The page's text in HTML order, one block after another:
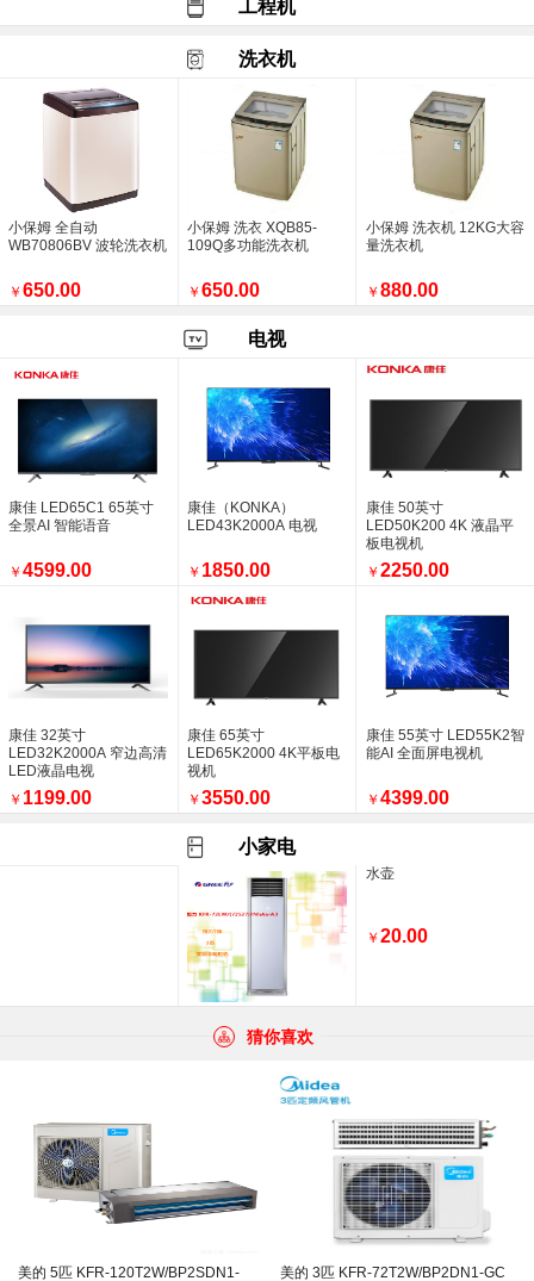
致尊贵的美的中央空调理想家一拖五用户
西安如家精选钟楼店空调施工中
西安高新尊贵一方空调新风项目
销售喜报，西安盛福远商贸有限公司美的中央
跃升31位，位列246位！ 美的集团连续
销售美的大多联9拖198
美的空气能热泵 美的采暖 销量再创新高
西安盛福远商贸有限公司
空调风量越大越好吗？
西安盛福远商贸工作人员到西安市长安区现场
销售空调多联机组及空气能热水设备
西安市雁塔区西派樘樾小区空调安装已完工
一样的空调，不一样的效果
美的理想家一拖四价格调整
美的巨瀑风1.5P挂机
工程机
洗衣机
小保姆 全自动
WB70806BV 波轮洗衣机
￥650.00
小保姆 洗衣 XQB85-
109Q多功能洗衣机
￥650.00
小保姆 洗衣机 12KG大容
量洗衣机
￥ 880.00
电视
康佳 LED65C1 65英寸
全景AI 智能语音
￥4599.00
康佳 32英寸
LED32K2000A 窄边高清
LED液晶电视
￥ 1199.00
康佳（KONKA）
LED43K2000A 电视
￥ 1850.00
康佳 65英寸
LED65K2000 4K平板电
视机
￥3550.00
康佳 50英寸
LED50K200 4K 液晶平
板电视机
￥ 2250.00
康佳 55英寸 LED55K2智
能AI 全面屏电视机
￥ 4399.00
小家电
水壶
￥ 20.00
猜你喜欢
美的 5匹 KFR-120T2W/BP2SDN1-
美的 3匹 KFR-72T2W/BP2DN1-GC